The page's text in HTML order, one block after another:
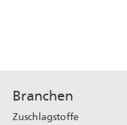
Branchen
Zuschlagstoffe